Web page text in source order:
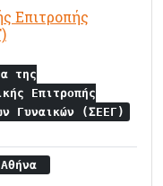
Επιτροπής
της
Επιτροπής
Γυναικών (ΣΕΕΓ)